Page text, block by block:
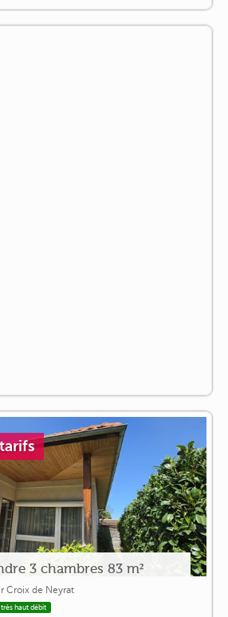
3 chambres 83 m²
Croix de Neyrat
très haut débit